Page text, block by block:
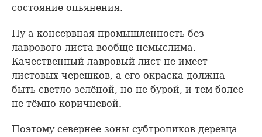
состояние опьянения.
Ну а консервная промышленность без
лаврового листа вообще немыслима.
Качественный лавровый лист не имеет
листовых черешков, а его окраска должна
быть светло-зелёной, но не бурой, и тем более
не тёмно-коричневой.
Поэтому севернее зоны субтропиков деревца